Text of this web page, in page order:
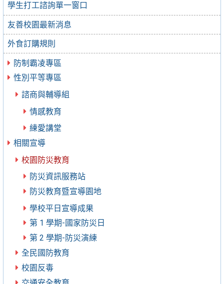
學生打工諮詢單一窗口
友善校園最新消息
外食訂購規則
防制霸凌專區
性別平等專區
諮商與輔導組
情感教育
練愛講堂
相關宣導
校園防災教育
防災資訊服務站
防災教育暨宣導園地
學校平日宣導成果
第 1 學期-國家防災日
第 2 學期-防災演練
全民國防教育
校園反毒